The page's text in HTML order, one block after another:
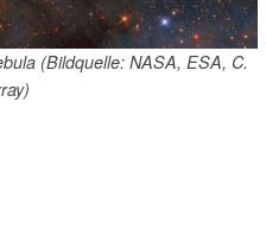
(Bildquelle: NASA, ESA, C.